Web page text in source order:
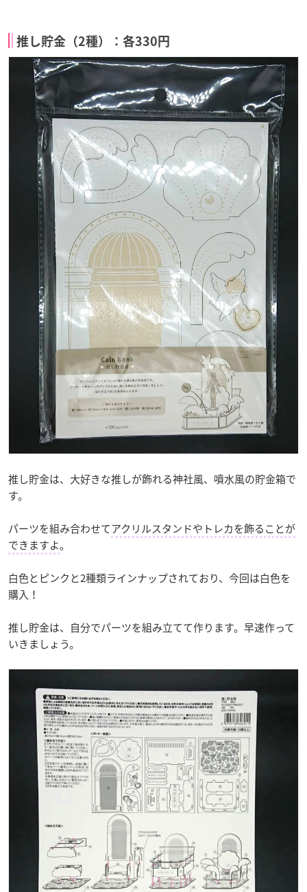
推し貯金（2種）：各330円
推し貯金は、大好きな推しが飾れる神社風、噴水風の貯金箱で
す。
パーツを組み合わせてアクリルスタンドやトレカを飾ることが
できますよ。
白色とピンクと2種類ラインナップされており、今回は白色を
購入！
推し貯金は、自分でパーツを組み立てて作ります。早速作って
いきましょう。